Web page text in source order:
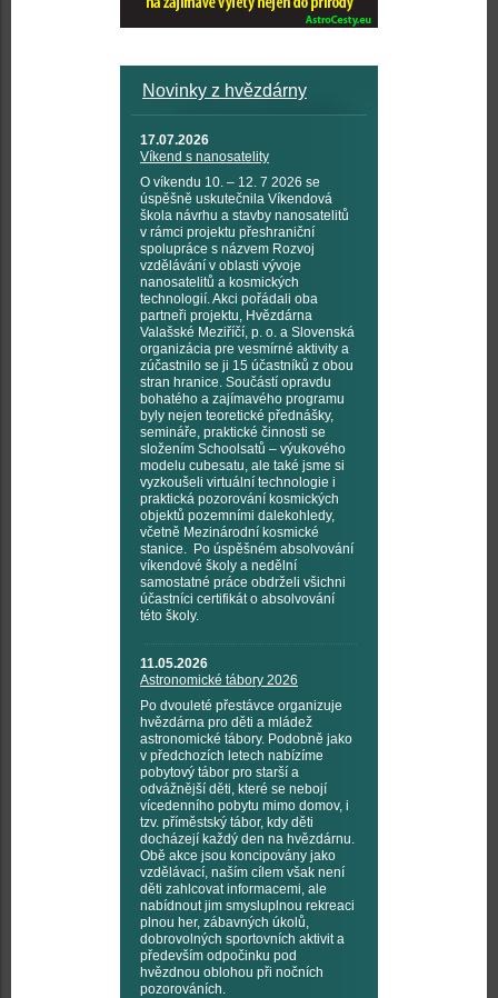
Novinky z hvězdárny
17.07.2026
Víkend s nanosatelity
O víkendu 10. – 12. 7 2026 se
úspěšně uskutečnila Víkendová
škola návrhu a stavby nanosatelitů
v rámci projektu přeshraniční
spolupráce s názvem Rozvoj
vzdělávání v oblasti vývoje
nanosatelitů a kosmických
technologií. Akci pořádali oba
partneři projektu, Hvězdárna
Valašské Meziříčí, p. o. a Slovenská
organizácia pre vesmírné aktivity a
zúčastnilo se ji 15 účastníků z obou
stran hranice. Součástí opravdu
bohatého a zajímavého programu
byly nejen teoretické přednášky,
semináře, praktické činnosti se
složením Schoolsatů – výukového
modelu cubesatu, ale také jsme si
vyzkoušeli virtuální technologie i
praktická pozorování kosmických
objektů pozemními dalekohledy,
včetně Mezinárodní kosmické
stanice. Po úspěšném absolvování
víkendové školy a nedělní
samostatné práce obdrželi všichni
účastníci certifikát o absolvování
této školy.
11.05.2026
Astronomické tábory 2026
Po dvouleté přestávce organizuje
hvězdárna pro děti a mládež
astronomické tábory. Podobně jako
v předchozích letech nabízíme
pobytový tábor pro starší a
odvážnější děti, které se nebojí
vícedenního pobytu mimo domov, i
tzv. příměstský tábor, kdy děti
docházejí každý den na hvězdárnu.
Obě akce jsou koncipovány jako
vzdělávací, naším cílem však není
děti zahlcovat informacemi, ale
nabídnout jim smysluplnou rekreaci
plnou her, zábavných úkolů,
dobrovolných sportovních aktivit a
především odpočinku pod
hvězdnou oblohou při nočních
pozorováních.